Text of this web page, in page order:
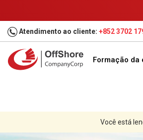
Atendimento ao cliente: +852 3702
Formação da
Você está